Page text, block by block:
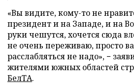
«Вы видите, кому-то не
президент и на Западе, и на
руки чешутся, хочется сюда
не очень переживаю, просто
расслабляться не надо», −
жителями южных областей
БелТА.